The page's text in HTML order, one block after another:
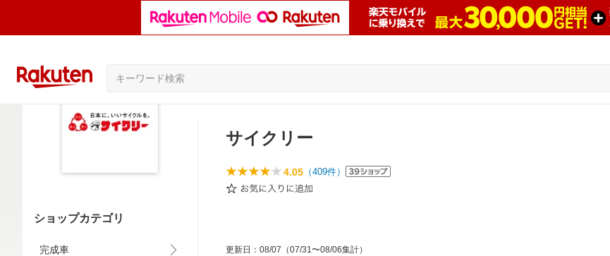
ショップカテゴリ
完成車
サイクリー
4.05 （409件）
更新日 ： 08/07 （07/31〜08/06集計）